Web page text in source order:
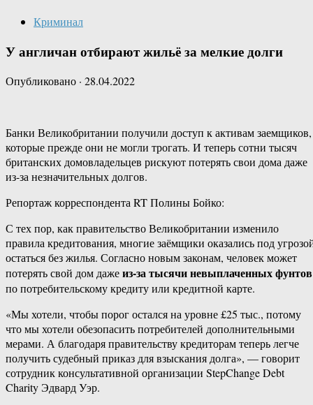
Криминал
У англичан отбирают жильё за мелкие долги
Опубликовано · 28.04.2022
Банки Великобритании получили доступ к активам заемщиков,
которые прежде они не могли трогать. И теперь сотни тысяч
британских домовладельцев рискуют потерять свои дома даже
из-за незначительных долгов.
Репортаж корреспондента RT Полины Бойко:
С тех пор, как правительство Великобритании изменило
правила кредитования, многие заёмщики оказались под
остаться без жилья. Согласно новым законам, человек может
потерять свой дом дажеиз-за тысячи невыплаченных фунтов
по потребительскому кредиту или кредитной карте.
«Мы хотели, чтобы порог остался на уровне £25 тыс., потому
что мы хотели обезопасить потребителей дополнительными
мерами. А благодаря правительству кредиторам теперь легче
получить судебный приказ для взыскания долга», — говорит
сотрудник консультативной организации StepChange Debt
Charity Эдвард Уэр.